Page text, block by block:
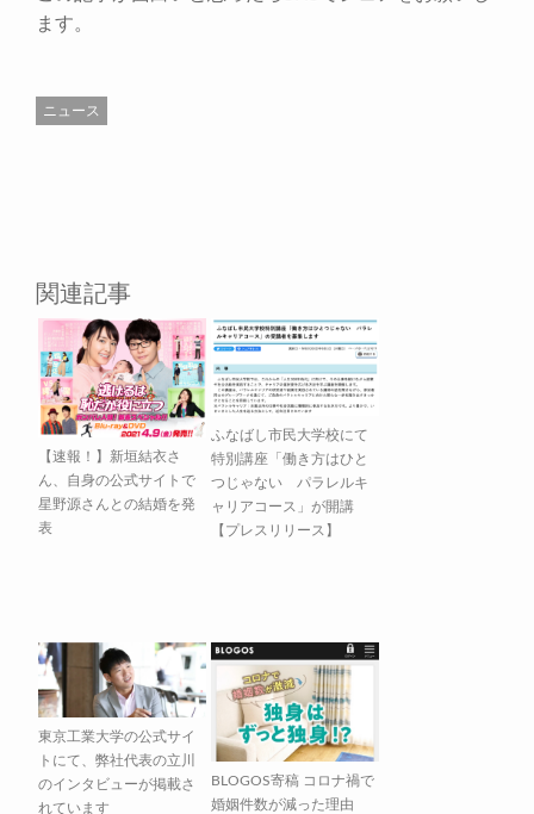
ます。
ニュース
関連記事
【速報！】新垣結衣さ
ん、自身の公式サイトで
星野源さんとの結婚を発
表
ふなばし市民大学校にて
特別講座「働き方はひと
つじゃない パラレルキ
ャリアコース」が開講
【プレスリリース】
東京工業大学の公式サイ
トにて、弊社代表の立川
のインタビューが掲載さ
れています
BLOGOS寄稿 コロナ禍で
婚姻件数が減った理由